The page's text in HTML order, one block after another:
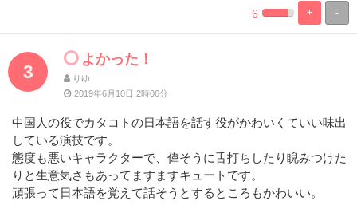
-
+
%
Complete
100%
Complete
6
3
よかった！
りゆ
2019年6月10日 2時06分
中国人の役でカタコトの日本語を話す役がかわいくていい味出
している演技です。
態度も悪いキャラクターで、偉そうに舌打ちしたり睨みつけた
りと生意気さもあってますますキュートです。
頑張って日本語を覚えて話そうとするところもかわいい。